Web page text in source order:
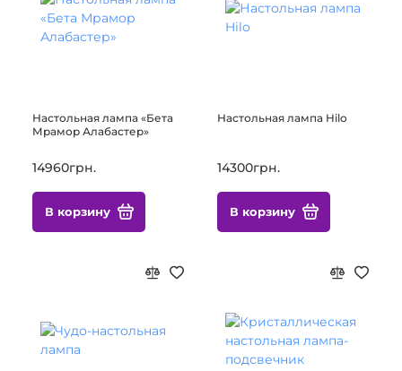
Настольная лампа «Бета
Мрамор Алабастер»
14960грн.
В корзину
Настольная лампа Hilo
14300грн.
В корзину